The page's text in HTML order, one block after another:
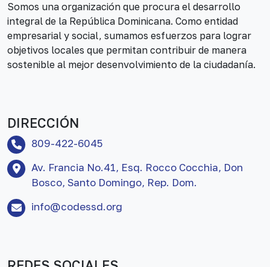
Somos una organización que procura el desarrollo
integral de la República Dominicana. Como entidad
empresarial y social, sumamos esfuerzos para lograr
objetivos locales que permitan contribuir de manera
sostenible al mejor desenvolvimiento de la ciudadanía.
DIRECCIÓN
809-422-6045
Av. Francia No.41, Esq. Rocco Cocchia, Don
Bosco, Santo Domingo, Rep. Dom.
info@codessd.org